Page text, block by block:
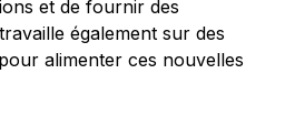
et de fournir des
également sur des
alimenter ces nouvelles